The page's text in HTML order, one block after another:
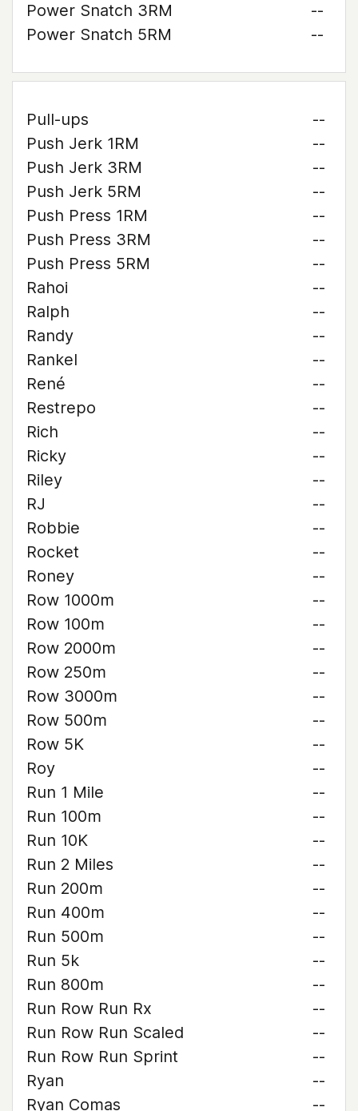
Power Snatch 3RM
--
Power Snatch 5RM
--
Pull-ups
--
Push Jerk 1RM
--
Push Jerk 3RM
--
Push Jerk 5RM
--
Push Press 1RM
--
Push Press 3RM
--
Push Press 5RM
--
Rahoi
--
Ralph
--
Randy
--
Rankel
--
René
--
Restrepo
--
Rich
--
Ricky
--
Riley
--
RJ
--
Robbie
--
Rocket
--
Roney
--
Row 1000m
--
Row 100m
--
Row 2000m
--
Row 250m
--
Row 3000m
--
Row 500m
--
Row 5K
--
Roy
--
Run 1 Mile
--
Run 100m
--
Run 10K
--
Run 2 Miles
--
Run 200m
--
Run 400m
--
Run 500m
--
Run 5k
--
Run 800m
--
Run Row Run Rx
--
Run Row Run Scaled
--
Run Row Run Sprint
--
Ryan
--
Ryan Comas
--